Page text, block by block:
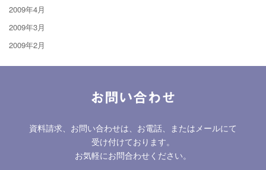
2009年4月
2009年3月
2009年2月
お問い合わせ
資料請求、お問い合わせは、お電話、またはメールにて
受け付けております。
お気軽にお問合わせください。